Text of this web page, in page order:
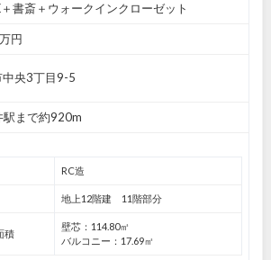
＋書斎＋ウォークインクローゼット
円
中央3丁目9-5
駅まで約920m
RC造
地上12階建 11階部分
積
壁芯：114.80㎡
バルコニー：17.69㎡